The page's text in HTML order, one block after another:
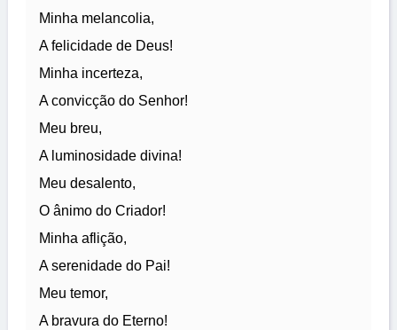
Minha melancolia,
A felicidade de Deus!
Minha incerteza,
A convicção do Senhor!
Meu breu,
A luminosidade divina!
Meu desalento,
O ânimo do Criador!
Minha aflição,
A serenidade do Pai!
Meu temor,
A bravura do Eterno!